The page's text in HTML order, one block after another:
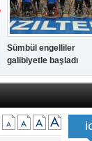
Sümbül engelliler
galibiyetle başladı